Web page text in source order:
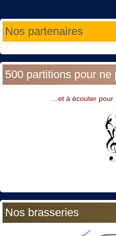
Nos partenaires
500 partitions pour ne
...et à écouter pour
Nos brasseries
Année
précédente
Mois
précédent
Année
suivante
Mois
suivant